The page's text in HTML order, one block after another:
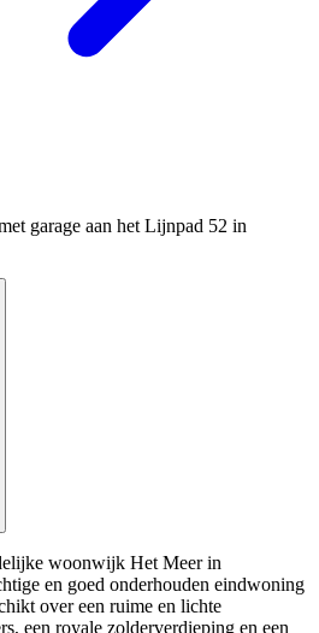
garage aan het Lijnpad 52 in
woonwijk Het Meer in
en goed onderhouden eindwoning
over een ruime en lichte
een royale zolderverdieping en een